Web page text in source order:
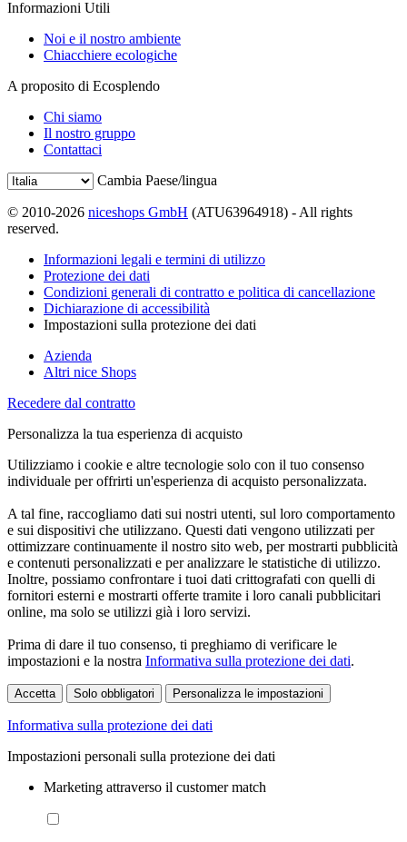
Informazioni Utili
Noi e il nostro ambiente
Chiacchiere ecologiche
A proposito di Ecosplendo
Chi siamo
Il nostro gruppo
Contattaci
Cambia Paese/lingua
© 2010-2026 niceshops GmbH (ATU63964918) - All rights
reserved.
Informazioni legali e termini di utilizzo
Protezione dei dati
Condizioni generali di contratto e politica di cancellazione
Dichiarazione di accessibilità
Impostazioni sulla protezione dei dati
Azienda
Altri nice Shops
Recedere dal contratto
Personalizza la tua esperienza di acquisto
Utilizziamo i cookie e altre tecnologie solo con il tuo consenso
individuale per offrirti un'esperienza di acquisto personalizzata.
A tal fine, raccogliamo dati sui nostri utenti, sul loro comportamento
e sui dispositivi che utilizzano. Questi dati vengono utilizzati per
ottimizzare continuamente il nostro sito web, per mostrarti pubblicità
e contenuti personalizzati e per analizzare le statistiche di utilizzo.
Inoltre, possiamo confrontare i tuoi dati crittografati con quelli di
fornitori esterni e mostrarti offerte tramite i loro canali pubblicitari
online, ma solo se utilizzi già i loro servizi.
Prima di dare il tuo consenso, ti preghiamo di verificare le
impostazioni e la nostra Informativa sulla protezione dei dati.
Accetta Solo obbligatori Personalizza le impostazioni
Informativa sulla protezione dei dati
Impostazioni personali sulla protezione dei dati
Marketing attraverso il customer match